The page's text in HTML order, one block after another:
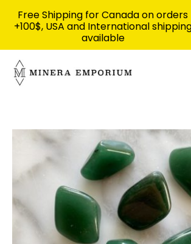
contenu
Free Shipping for Canada on orders
+100$, USA and International
available